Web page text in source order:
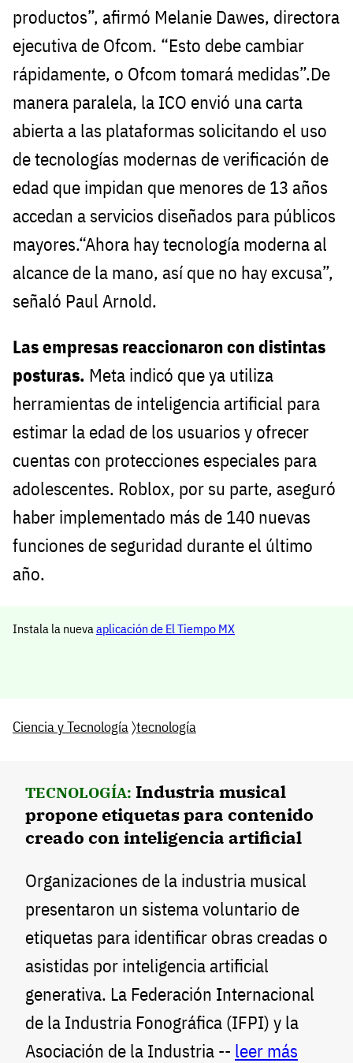
productos”, afirmó Melanie Dawes, directora
ejecutiva de Ofcom. “Esto debe cambiar
rápidamente, o Ofcom tomará medidas”.De
manera paralela, la ICO envió una carta
abierta a las plataformas solicitando el uso
de tecnologías modernas de verificación de
edad que impidan que menores de 13 años
accedan a servicios diseñados para públicos
mayores.“Ahora hay tecnología moderna al
alcance de la mano, así que no hay excusa”,
señaló Paul Arnold.
Las empresas reaccionaron con distintas
posturas. Meta indicó que ya utiliza
herramientas de inteligencia artificial para
estimar la edad de los usuarios y ofrecer
cuentas con protecciones especiales para
adolescentes. Roblox, por su parte, aseguró
haber implementado más de 140 nuevas
funciones de seguridad durante el último
año.
Instala la nuevaaplicación de El Tiempo MX
Ciencia y Tecnología〉tecnología
TECNOLOGÍA: Industria musical
propone etiquetas para contenido
creado con inteligencia artificial
Organizaciones de la industria musical
presentaron un sistema voluntario de
etiquetas para identificar obras creadas o
asistidas por inteligencia artificial
generativa. La Federación Internacional
de la Industria Fonográfica (IFPI) y la
Asociación de la Industria -- leer más